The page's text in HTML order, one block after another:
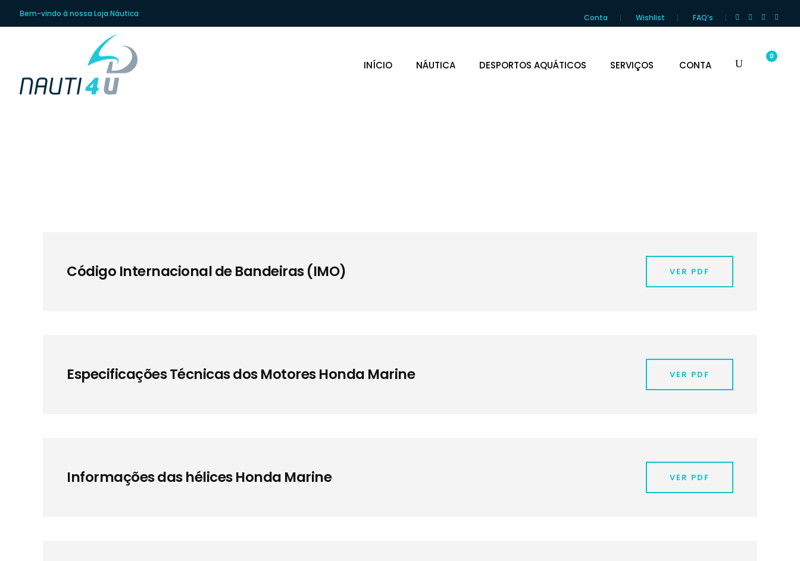
Bem-vindo à nossa Loja Náutica Conta Wishlist FAQ’s
INÍCIO NÁUTICA DESPORTOS AQUÁTICOS SERVIÇOS CONTA
0
Código Internacional de Bandeiras (IMO) VER PDF
Especificações Técnicas dos Motores Honda Marine VER PDF
Informações das hélices Honda Marine VER PDF